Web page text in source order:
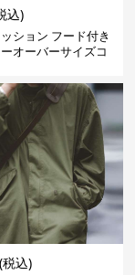
込)
ション フード付き
オーバーサイズコ
(税込)